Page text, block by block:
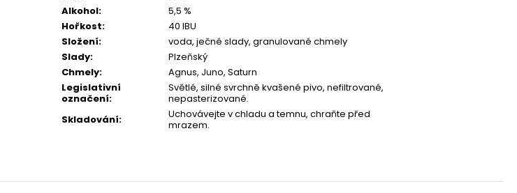
Alkohol:
5,5 %
Hořkost:
40 IBU
Složení:
voda, ječné slady, granulované chmely
Slady:
Plzeňský
Chmely:
Agnus, Juno, Saturn
Legislativní
označení:
Světlé, silné svrchně kvašené pivo, nefiltrované,
nepasterizované.
Skladování:
Uchovávejte v chladu a temnu, chraňte před
mrazem.